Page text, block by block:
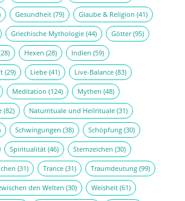
Gesundheit(79) Glaube & Religion (41)
Griechische Mythologie(44) Götter(95)
Hexen (28) Indien (59)
(29) Liebe(41) Live-Balance(83)
Meditation (124) Mythen (48)
(82) Naturrituale und Heilrituale(31)
Schwingungen (38) Schöpfung(30)
Spiritualität(46) Sternzeichen (30)
(31) Trance(31) Traumdeutung(99)
den Welten (30) Weisheit(61)